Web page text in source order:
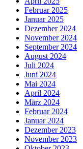
Februar 2025
Januar 2025
Dezember 2024
November 2024
September 2024
August 2024
Juli 2024
Juni 2024
Mai 2024
April 2024
März 2024
Februar 2024
Januar 2024
Dezember 2023
November 2023